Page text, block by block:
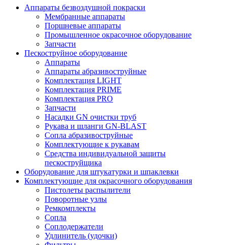
Аппараты безвоздушной покраски
Мембранные аппараты
Поршневые аппараты
Промышленное окрасочное оборудование
Запчасти
Пескоструйное оборудование
Аппараты
Аппараты абразивоструйные
Комплектация LIGHT
Комплектация PRIME
Комплектация PRO
Запчасти
Насадки GN очистки труб
Рукава и шланги GN-BLAST
Сопла абразивоструйные
Комплектующие к рукавам
Средства индивидуальной защиты
пескоструйщика
Оборудование для штукатурки и шпаклевки
Комплектующие для окрасочного оборудования
Пистолеты распылители
Поворотные узлы
Ремкомплекты
Сопла
Соплодержатели
Удлинитель (удочки)